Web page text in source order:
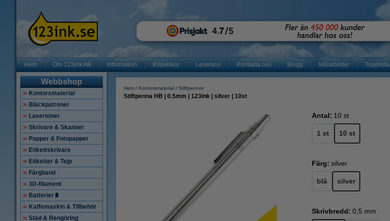
Hem Om 123ink AB Information Köpvillkor Leverans Kontakta oss Blogg Målarbilder Topplista
Webbshop
Kontorsmaterial
Bläckpatroner
Lasertoner
Skrivare & Skanner
Papper & Fotopapper
Etikettskrivare
Etiketter & Tejp
Färgband
3D-filament
Batterier🔋
Kaffemaskin & Tillbehör
Städ & Rengöring
Hem Kontorsmaterial Stiftpennor
Stiftpenna HB | 0.5mm | 123ink | silver | 10st
Antal: 10 st
1 st 10 st
Färg: silver
blå silver
Skrivbredd: 0,5 mm